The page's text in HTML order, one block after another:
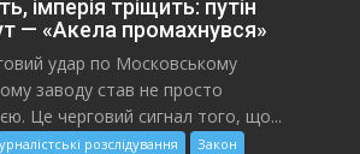
імперія тріщить: путін
— «Акела промахнувся»
удар по Московському
заводу став не просто
Це черговий сигнал того, що...
розслідування Закон